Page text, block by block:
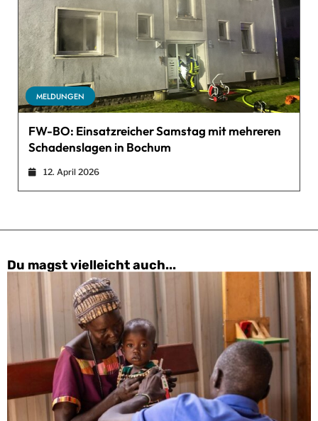
MELDUNGEN
FW-BO: Einsatzreicher Samstag mit mehreren
Schadenslagen in Bochum
12. April 2026
Du magst vielleicht auch...